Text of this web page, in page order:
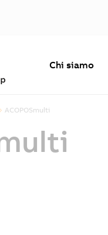
Chi siamo
ACOPOSmulti